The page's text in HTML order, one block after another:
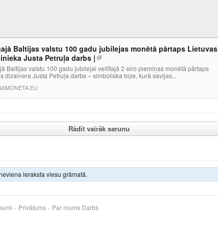
Baltijas valstu 100 gadu jubilejas monētā pārtaps Lietuvas
Justa Petruļa darbs |
Baltijas valstu 100 gadu jubilejai veltītajā 2 eiro piemiņas monētā pārtaps
dizainera Justa Petruļa darbs – simboliska bize, kurā savijas...
Rādīt vairāk sarunu
ieraksta viesu grāmatā.
Privātums Par mums Darbs